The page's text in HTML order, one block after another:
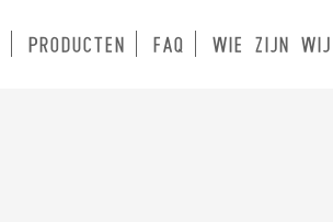
PRODUCTEN FAQ WIE ZIJN WIJ